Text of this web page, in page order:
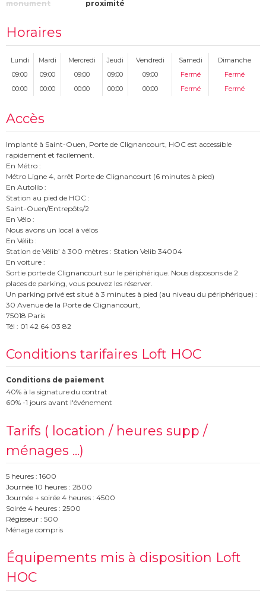
monument
proximité
Horaires
Lundi Mardi Mercredi Jeudi Vendredi Samedi
Dimanche
09:00
09:00 09:00 09:00 09:00 Fermé
Fermé
00:00
00:00 00:00 00:00 00:00 Fermé Fermé
Accès
Implanté à Saint-Ouen, Porte de Clignancourt, HOC est accessible
rapidement et facilement.
En Métro :
Métro Ligne 4, arrêt Porte de Clignancourt (6 minutes à pied)
En Autolib :
Station au pied de HOC :
Saint-Ouen/Entrepôts/2
En Vélo :
Nous avons un local à vélos
En Vélib :
Station de Vélib’ à 300 mètres : Station Velib 34004
En voiture :
Sortie porte de Clignancourt sur le périphérique. Nous disposons de 2
places de parking, vous pouvez les réserver.
Un parking privé est situé à 3 minutes à pied (au niveau du périphérique) :
30 Avenue de la Porte de Clignancourt,
75018 Paris
Tél : 01 42 64 03 82
Conditions tarifaires Loft HOC
Conditions de paiement
40% à la signature du contrat
60% -1 jours avant l'événement
Tarifs ( location / heures supp /
ménages ...)
5 heures : 1600
Journée 10 heures : 2800
Journée + soirée 4 heures : 4500
Soirée 4 heures : 2500
Régisseur : 500
Ménage compris
Équipements mis à disposition Loft
HOC